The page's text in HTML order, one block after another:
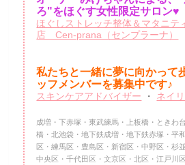
ろ"をほぐす女性限定サロン♥
ほぐしストレッチ整体＆マタニテ
店 Cen-prana（センプラーナ）
私たちと一緒に夢に向かって
ッフメンバーを募集中です♪
スキンケアアドバイザー ・ ネイ
成増・下赤塚・東武練馬・上板橋・ときわ
橋・北池袋・地下鉄成増・地下鉄赤塚・平
区・練馬区・豊島区・新宿区・中野区・杉
中央区・千代田区・文京区・北区・江戸川